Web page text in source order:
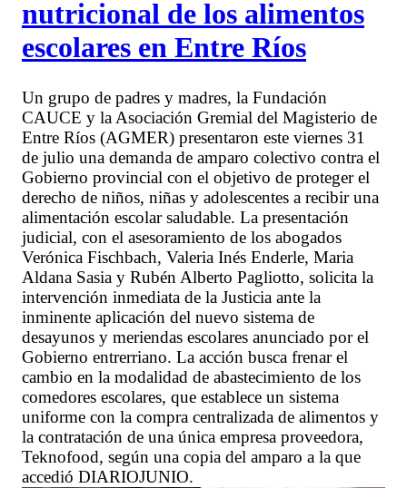
nutricional de los alimentos
escolares en Entre Ríos
Un grupo de padres y madres, la Fundación
CAUCE y la Asociación Gremial del Magisterio de
Entre Ríos (AGMER) presentaron este viernes 31
de julio una demanda de amparo colectivo contra el
Gobierno provincial con el objetivo de proteger el
derecho de niños, niñas y adolescentes a recibir una
alimentación escolar saludable. La presentación
judicial, con el asesoramiento de los abogados
Verónica Fischbach, Valeria Inés Enderle, Maria
Aldana Sasia y Rubén Alberto Pagliotto, solicita la
intervención inmediata de la Justicia ante la
inminente aplicación del nuevo sistema de
desayunos y meriendas escolares anunciado por el
Gobierno entrerriano. La acción busca frenar el
cambio en la modalidad de abastecimiento de los
comedores escolares, que establece un sistema
uniforme con la compra centralizada de alimentos y
la contratación de una única empresa proveedora,
Teknofood, según una copia del amparo a la que
accedió DIARIOJUNIO.